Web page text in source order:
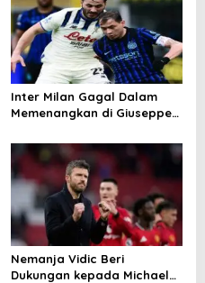
Inter Milan Gagal Dalam
Memenangkan di Giuseppe
Nemanja Vidic Beri
Dukungan kepada Michael